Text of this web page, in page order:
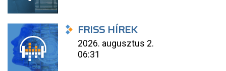
FRISS HÍREK
2026. augusztus 2.
06:31